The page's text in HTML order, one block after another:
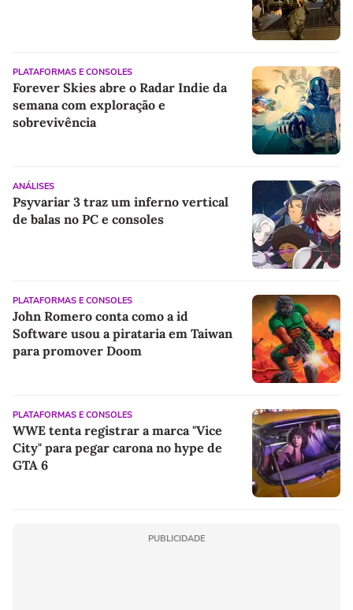
PLATAFORMAS E CONSOLES
Forever Skies abre o Radar Indie da
semana com exploração e
sobrevivência
ANÁLISES
Psyvariar 3 traz um inferno vertical
de balas no PC e consoles
PLATAFORMAS E CONSOLES
John Romero conta como a id
Software usou a pirataria em Taiwan
para promover Doom
PLATAFORMAS E CONSOLES
WWE tenta registrar a marca "Vice
City" para pegar carona no hype de
GTA 6
PUBLICIDADE